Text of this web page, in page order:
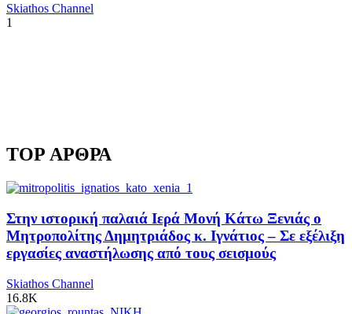
Skiathos Channel
1
TOP ΑΡΘΡΑ
Στην ιστορική παλαιά Ιερά Μονή Κάτω Ξενιάς ο
Μητροπολίτης Δημητριάδος κ. Ιγνάτιος – Σε εξέλιξη
εργασίες αναστήλωσης από τους σεισμούς
Skiathos Channel
16.8K